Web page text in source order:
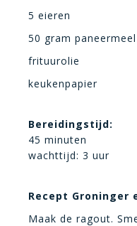
5 eieren
50 gram paneermeel
frituurolie
keukenpapier
Bereidingstijd:
45 minuten
wachttijd: 3 uur
Recept Groninger
Maak de ragout.